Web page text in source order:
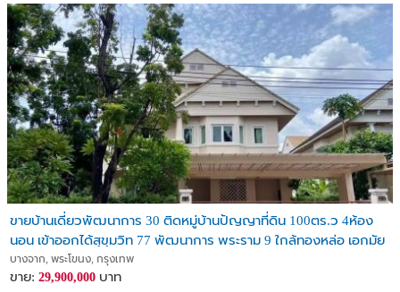
ขายบ้านเดี่ยวพัฒนาการ 30 ติดหมู่บ้านปัญญาที่ดิน 100ตร.ว 4ห้อง
นอน เข้าออกได้สุขุมวิท 77 พัฒนาการ พระราม 9 ใกล้ทองหล่อ เอกมัย
สนามบินสุวรรณภูมิ บ้านสวย
บางจาก, พระโขนง, กรุงเทพ
ขาย: 29,900,000 บาท